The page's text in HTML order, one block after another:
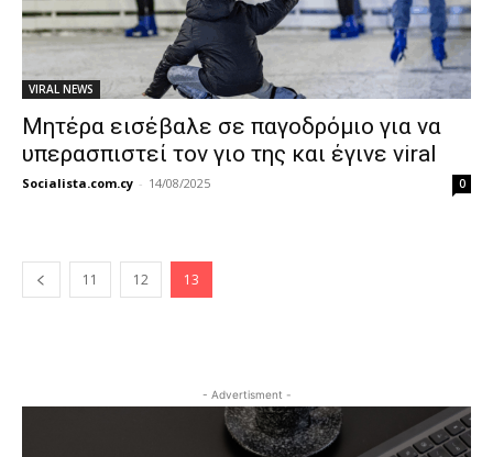
VIRAL NEWS
Μητέρα εισέβαλε σε παγοδρόμιο για να
υπερασπιστεί τον γιο της και έγινε viral
Socialista.com.cy - 14/08/2025 0
11 12 13
- Advertisment -